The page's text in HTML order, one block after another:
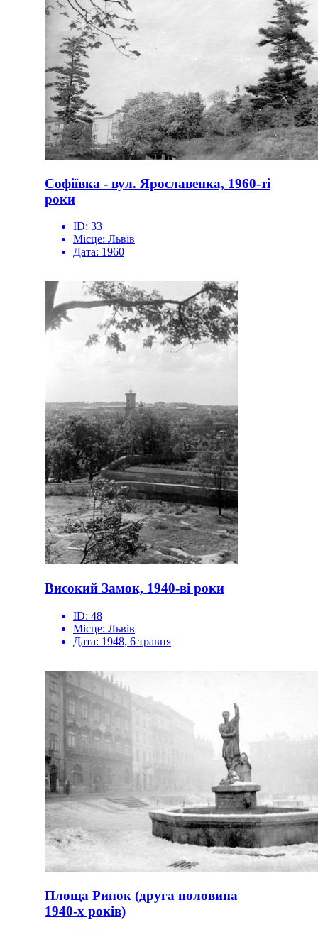
Софіївка - вул. Ярославенка, 1960-ті
роки
ID: 33
Місце: Львів
Дата: 1960
Високий Замок, 1940-ві роки
ID: 48
Місце: Львів
Дата: 1948, 6 травня
Площа Ринок (друга половина
1940-х років)